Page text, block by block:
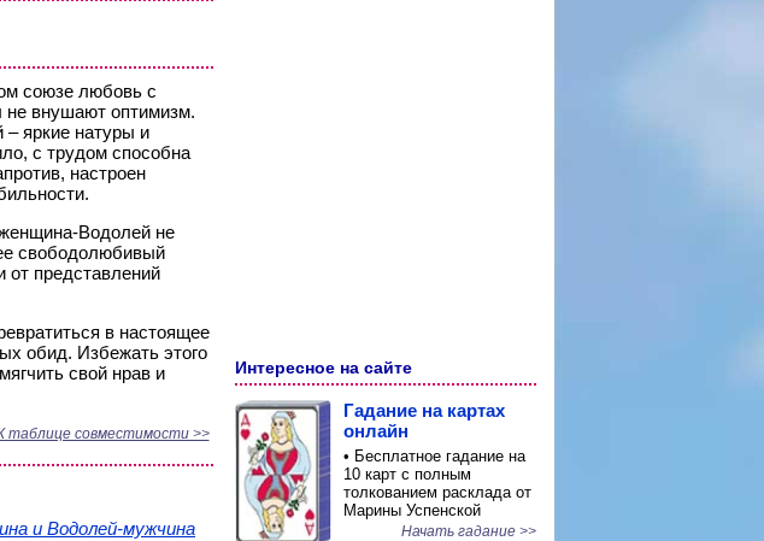
союзе любовь с
не внушают оптимизм.
яркие натуры и
с трудом способна
настроен
Водолей не
свободолюбивый
от представлений
в настоящее
обид. Избежать этого
свой нрав и
таблице совместимости >>
и Водолей-мужчина
Интересное на сайте
Гадание на картах
онлайн
• Бесплатное гадание на
10 карт с полным
толкованием расклада от
Марины Успенской
Начать гадание >>